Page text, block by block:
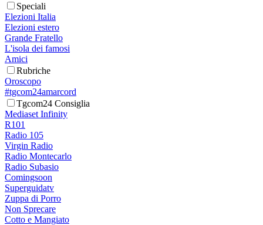
Speciali
Elezioni Italia
Elezioni estero
Grande Fratello
L'isola dei famosi
Amici
Rubriche
Oroscopo
#tgcom24amarcord
Tgcom24 Consiglia
Mediaset Infinity
R101
Radio 105
Virgin Radio
Radio Montecarlo
Radio Subasio
Comingsoon
Superguidatv
Zuppa di Porro
Non Sprecare
Cotto e Mangiato